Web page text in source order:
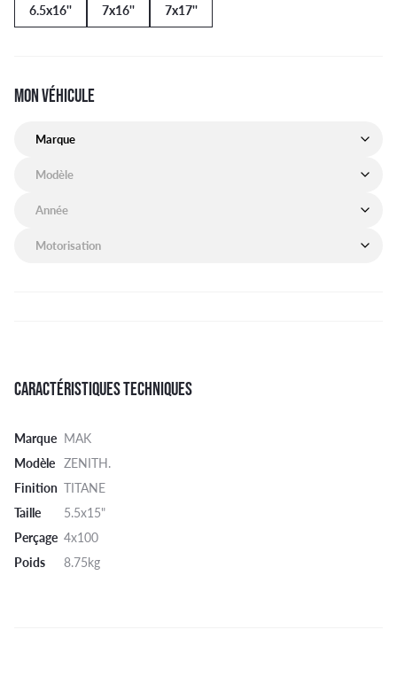
6.5x16''
7x16'' 7x17''
MON VÉHICULE
CARACTÉRISTIQUES TECHNIQUES
Marque MAK
Modèle ZENITH.
Finition TITANE
Taille
5.5x15"
Perçage 4x100
Poids
8.75kg